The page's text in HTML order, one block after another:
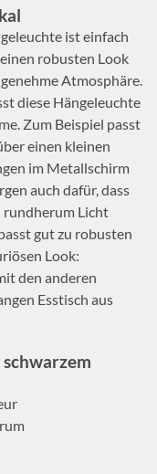
ist einfach
robusten Look
Atmosphäre.
diese Hängeleuchte
Zum Beispiel passt
einen kleinen
im Metallschirm
auch dafür, dass
rundherum Licht
gut zu robusten
Look:
den anderen
Esstisch aus